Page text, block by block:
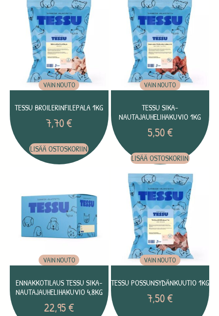
VAIN NOUTO
TESSU BROILERINFILEPALA 1KG
7,70€
LISÄÄ OSTOSKORIIN
VAIN NOUTO
TESSU SIKA-
NAUTAJAUHELIHAKUVIO 1KG
5,50€
LISÄÄ OSTOSKORIIN
VAIN NOUTO
ENNAKKOTILAUS TESSU SIKA-
NAUTAJAUHELIHAKUVIO 4,8KG
22,95€
VAIN NOUTO
TESSU POSSUNSYDÄNKUUTIO 1KG
7,50€